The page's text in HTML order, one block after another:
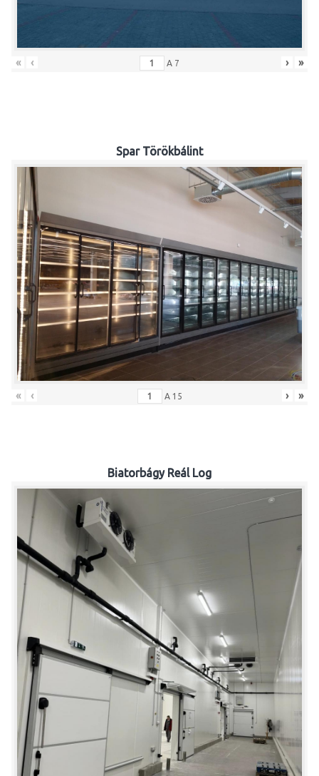
« ‹ A 7 › »
Spar Törökbálint
« ‹ A 15 › »
Biatorbágy Reál Log